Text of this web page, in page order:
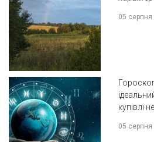
05 серпня
купівлі
05 серпня